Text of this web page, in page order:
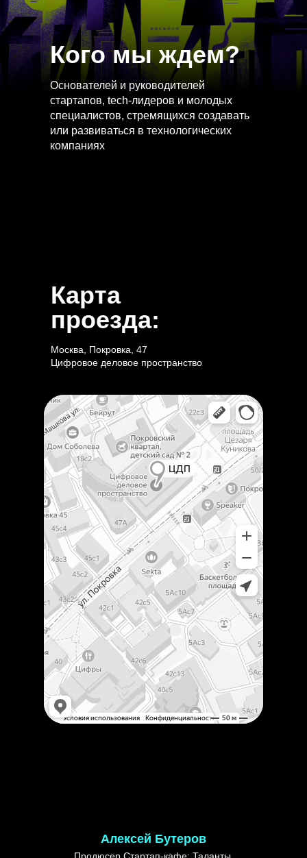
Кого мы ждем?
Основателей и руководителей
стартапов, tech-лидеров и молодых
специалистов, стремящихся создавать
или развиваться в технологических
компаниях
Карта
проезда:
Москва, Покровка, 47
Цифровое деловое пространство
Алексей Бутеров